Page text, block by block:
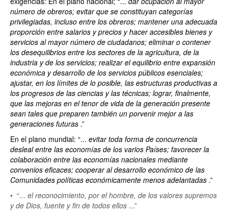
número de obreros; evitar que se constituyan categorías
privilegiadas, incluso entre los obreros; mantener una adecuada
proporción entre salarios y precios y hacer accesibles bienes y
servicios al mayor número de ciudadanos; eliminar o contener
los desequilibrios entre los sectores de la agricultura, de la
industria y de los servicios; realizar el equilibrio entre expansión
económica y desarrollo de los servicios públicos esenciales;
ajustar, en los límites de lo posible, las estructuras productivas a
los progresos de las ciencias y las técnicas; lograr, finalmente,
que las mejoras en el tenor de vida de la generación presente
sean tales que preparen también un porvenir mejor a las
generaciones futuras .”
En el plano mundial: “... evitar toda forma de concurrencia
desleal entre las economías de los varios Países; favorecer la
colaboración entre las economías nacionales mediante
convenios eficaces; cooperar al desarrollo económico de las
Comunidades políticas económicamente menos adelantadas .”
• “... el reconocimiento, por el hombre, de los valores supremos
y de Dios, fuente y fin de todos ellos ...”